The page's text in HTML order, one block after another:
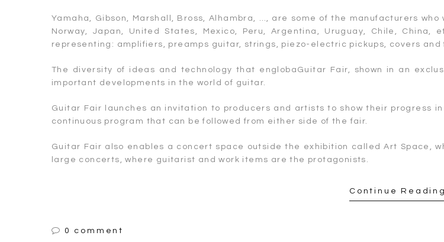
Yamaha, Gibson, Marshall, Bross, Alhambra, …, are some of the manufacturers
Norway, Japan, United States, Mexico, Peru, Argentina, Uruguay, Chile,
representing: amplifiers, preamps guitar, strings, piezo-electric pickups, covers
The diversity of ideas and technology that englobaGuitar Fair, shown in an
important developments in the world of guitar.
Guitar Fair launches an invitation to producers and artists to show their progress
continuous program that can be followed from either side of the fair.
Guitar Fair also enables a concert space outside the exhibition called Art Space,
large concerts, where guitarist and work items are the protagonists.
Continue Reading
0 comment